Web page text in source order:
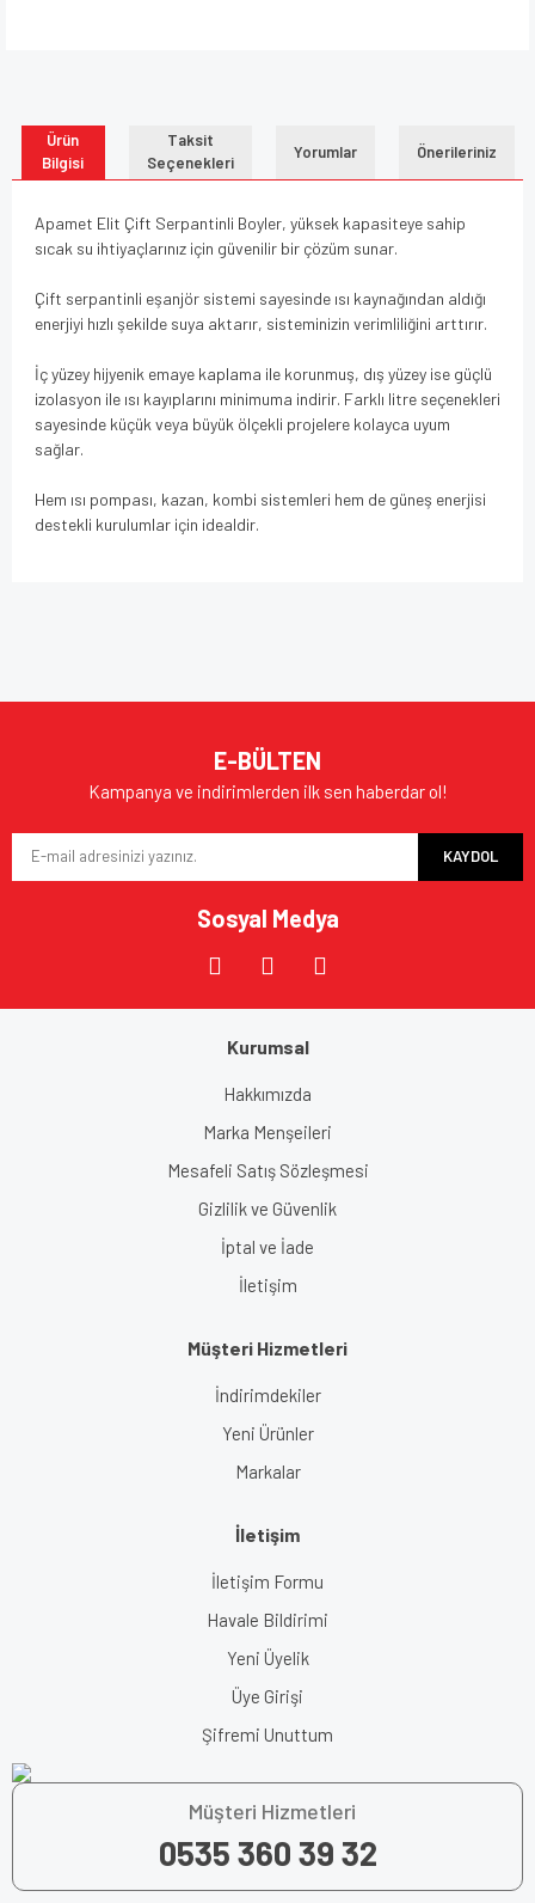
Ürün
Bilgisi
Taksit
Seçenekleri
Yorumlar Önerileriniz
Apamet Elit Çift Serpantinli Boyler, yüksek kapasiteye sahip
sıcak su ihtiyaçlarınız için güvenilir bir çözüm sunar.
Çift serpantinli eşanjör sistemi sayesinde ısı kaynağından aldığı
enerjiyi hızlı şekilde suya aktarır, sisteminizin verimliliğini arttırır.
İç yüzey hijyenik emaye kaplama ile korunmuş, dış yüzey ise güçlü
izolasyon ile ısı kayıplarını minimuma indirir. Farklı litre seçenekleri
sayesinde küçük veya büyük ölçekli projelere kolayca uyum
sağlar.
Hem ısı pompası, kazan, kombi sistemleri hem de güneş enerjisi
destekli kurulumlar için idealdir.
Ürün resmi kalitesiz, bozuk veya görüntülenemiyor.
Ürün açıklamasında eksik bilgiler bulunuyor.
Ürün fiyatı diğer sitelerden daha pahalı.
E-BÜLTEN
Kampanya ve indirimlerden ilk sen haberdar ol!
KAYDOL
Sosyal Medya
Kurumsal
Hakkımızda
Marka Menşeileri
Mesafeli Satış Sözleşmesi
Gizlilik ve Güvenlik
İptal ve İade
İletişim
Müşteri Hizmetleri
İndirimdekiler
Yeni Ürünler
Markalar
İletişim
İletişim Formu
Havale Bildirimi
Yeni Üyelik
Üye Girişi
Şifremi Unuttum
Müşteri Hizmetleri
0535 360 39 32